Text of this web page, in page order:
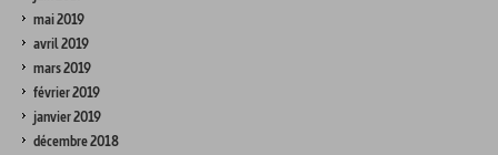
mai 2019
avril 2019
mars 2019
février 2019
janvier 2019
décembre 2018